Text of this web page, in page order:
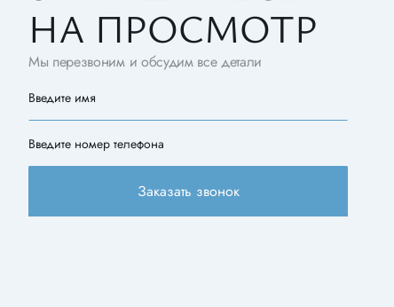
НА ПРОСМОТР
Мы перезвоним и обсудим все детали
Введите имя
Введите номер телефона
Заказать звонок